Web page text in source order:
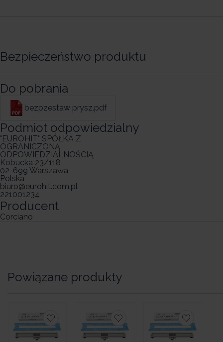
Bezpieczeństwo produktu
Do pobrania
bezpzestaw prysz.pdf
Podmiot odpowiedzialny
"EUROHIT" SPÓŁKA Z
OGRANICZONĄ
ODPOWIEDZIALNOŚCIĄ
Kobucka 23/118
02-699 Warszawa
Polska
biuro@eurohit.com.pl
221001234
Producent
Corciano
Powiązane produkty